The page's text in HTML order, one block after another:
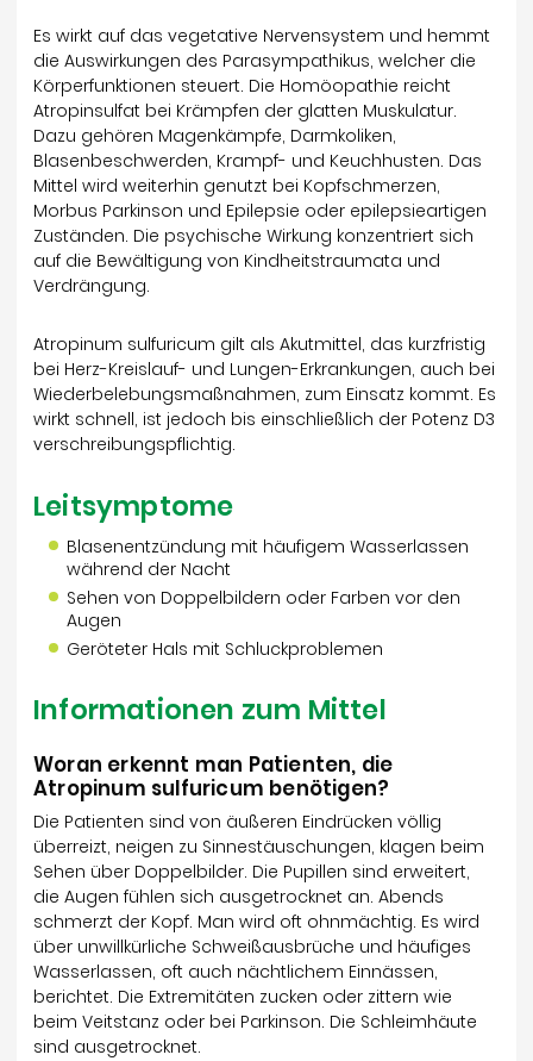
Es wirkt auf das vegetative Nervensystem und hemmt
die Auswirkungen des Parasympathikus, welcher die
Körperfunktionen steuert. Die Homöopathie reicht
Atropinsulfat bei Krämpfen der glatten Muskulatur.
Dazu gehören Magenkämpfe, Darmkoliken,
Blasenbeschwerden, Krampf- und Keuchhusten. Das
Mittel wird weiterhin genutzt bei Kopfschmerzen,
Morbus Parkinson und Epilepsie oder epilepsieartigen
Zuständen. Die psychische Wirkung konzentriert sich
auf die Bewältigung von Kindheitstraumata und
Verdrängung.
Atropinum sulfuricum gilt als Akutmittel, das kurzfristig
bei Herz-Kreislauf- und Lungen-Erkrankungen, auch bei
Wiederbelebungsmaßnahmen, zum Einsatz kommt. Es
wirkt schnell, ist jedoch bis einschließlich der Potenz D3
verschreibungspflichtig.
Leitsymptome
Blasenentzündung mit häufigem Wasserlassen
während der Nacht
Sehen von Doppelbildern oder Farben vor den
Augen
Geröteter Hals mit Schluckproblemen
Informationen zum Mittel
Woran erkennt man Patienten, die
Atropinum sulfuricum benötigen?
Die Patienten sind von äußeren Eindrücken völlig
überreizt, neigen zu Sinnestäuschungen, klagen beim
Sehen über Doppelbilder. Die Pupillen sind erweitert,
die Augen fühlen sich ausgetrocknet an. Abends
schmerzt der Kopf. Man wird oft ohnmächtig. Es wird
über unwillkürliche Schweißausbrüche und häufiges
Wasserlassen, oft auch nächtlichem Einnässen,
berichtet. Die Extremitäten zucken oder zittern wie
beim Veitstanz oder bei Parkinson. Die Schleimhäute
sind ausgetrocknet.